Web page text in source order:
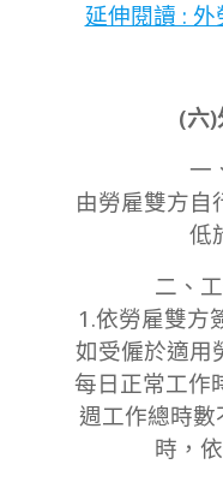
延伸閱讀 :
(六
一
由勞雇雙方自
低
二、
1.依勞雇雙方
如受僱於適用
每日正常工作
週工作總時
時，